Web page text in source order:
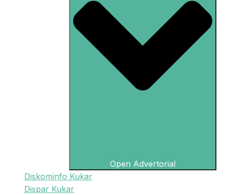
Open Advertorial
Diskominfo Kukar
Dispar Kukar